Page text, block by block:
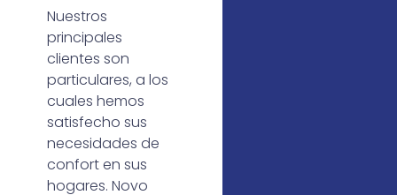
Nuestros
principales
clientes son
particulares, a los
cuales hemos
satisfecho sus
necesidades de
confort en sus
hogares. Novo